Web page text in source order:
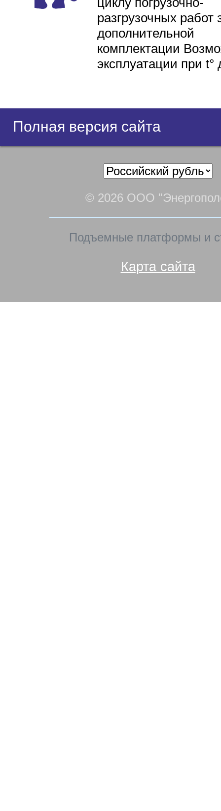
разгрузочных работ
дополнительной
комплектации
эксплуатации при t°
Полная версия сайта
© 2026 ООО
Подъемные платформы и
Карта сайта